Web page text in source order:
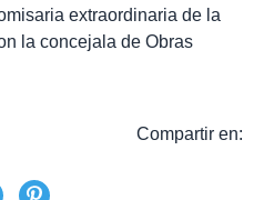
extraordinaria de la
la concejala de Obras
Compartir en: